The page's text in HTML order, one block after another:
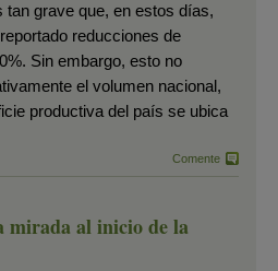
tan grave que, en estos días,
reducciones de
Sin embargo, esto no
el volumen nacional,
productiva del país se ubica
Comente
mirada al inicio de la